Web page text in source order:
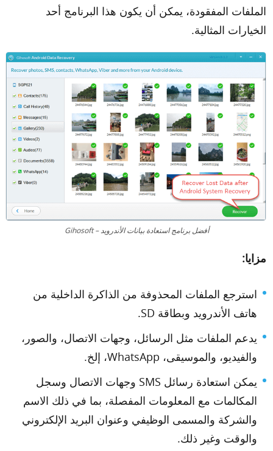
الملفات المفقودة، يمكن أن يكون هذا البرنامج أحد
الخيارات المثالية.
أفضل برنامج استعادة بيانات الأندرويد – Gihosoft
مزايا:
استرجع الملفات المحذوفة من الذاكرة الداخلية من
هاتف الأندرويد وبطاقة SD.
يدعم الملفات مثل الرسائل، وجهات الاتصال، والصور،
والفيديو، والموسيقى، WhatsApp، إلخ.
يمكن استعادة رسائل SMS وجهات الاتصال وسجل
المكالمات مع المعلومات المفصلة، بما في ذلك الاسم
والشركة والمسمى الوظيفي وعنوان البريد الإلكتروني
والوقت وغير ذلك.